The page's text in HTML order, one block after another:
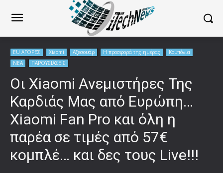
EU ΑΓΟΡΕΣ Xiaomi Αξεσουάρ Η προσφορά της ημέρας
Κουπόνια
ΝΕΑ
ΠΑΡΟΥΣΙΑΣΕΙΣ
Οι Xiaomi Ανεμιστήρες Της
Καρδιάς Μας από Ευρώπη…
Xiaomi Fan Pro και όλη η
παρέα σε τιμές από 57€
κομπλέ… και δες τους Live!!!